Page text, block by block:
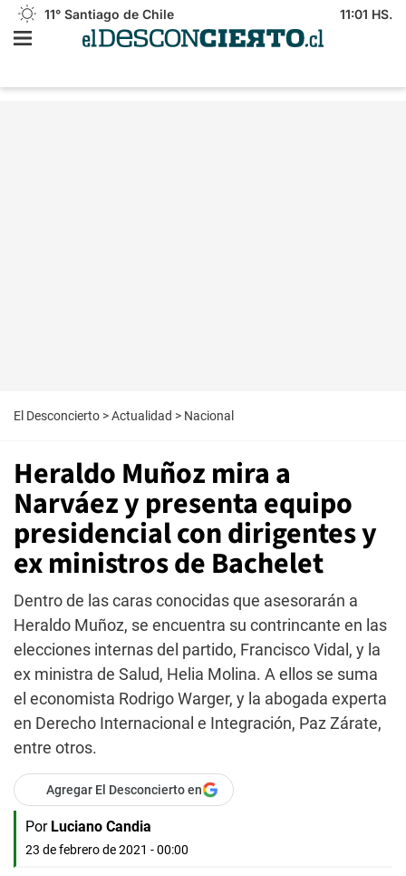
11° Santiago de Chile 11:01 HS.
El Desconcierto >Actualidad > Nacional
Heraldo Muñoz mira a
Narváez y presenta equipo
presidencial con dirigentes y
ex ministros de Bachelet
Dentro de las caras conocidas que asesorarán a
Heraldo Muñoz, se encuentra su contrincante en las
elecciones internas del partido, Francisco Vidal, y la
ex ministra de Salud, Helia Molina. A ellos se suma
el economista Rodrigo Warger, y la abogada experta
en Derecho Internacional e Integración, Paz Zárate,
entre otros.
Agregar El Desconcierto en
Por Luciano Candia
23 de febrero de 2021 - 00:00